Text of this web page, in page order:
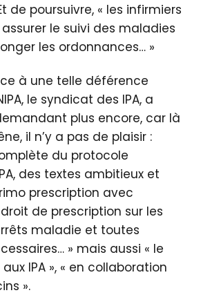
de poursuivre, « les infirmiers
le suivi des maladies
les ordonnances… »
à une telle déférence
le syndicat des IPA, a
plus encore, car là
il n’y a pas de plaisir :
du protocole
des textes ambitieux et
prescription avec
de prescription sur les
maladie et toutes
» mais aussi « le
IPA », « en collaboration
».